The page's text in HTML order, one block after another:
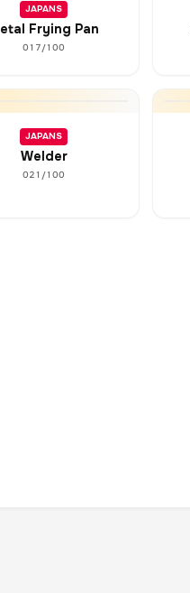
JAPANS
Frying Pan
017/100
JAPANS
Welder
021/100